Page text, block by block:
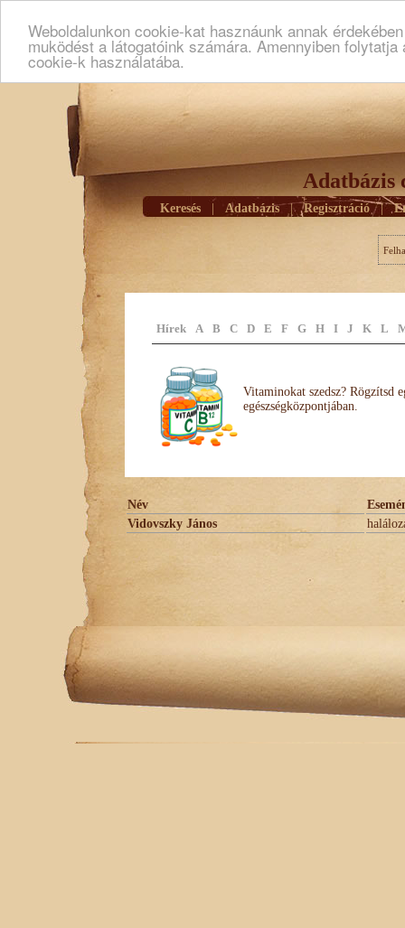
Weboldalunkon cookie-kat hasznáunk annak
muködést a látogatóink számára. Amennyiben
cookie-k használatába.
Adatbázis
Keresés Adatbázis | Regisztráció |
Hírek A B C D E F G H I J K L
Vitaminokat szedsz? Rögzítsd
egészségközpontjában.
Név
Vidovszky János